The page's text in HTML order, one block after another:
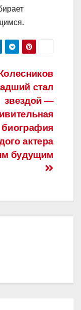
стал
звездой —
биография
актера
будущим